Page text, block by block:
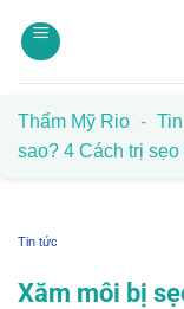
qua
Thẩm Mỹ Rio -
sao? 4 Cách trị sẹo
Tin tức
Xăm môi bị